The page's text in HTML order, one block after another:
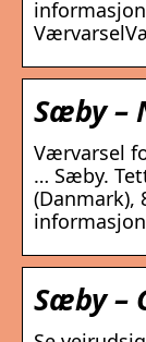
Sæby –
Værvarsel
… Sæby.
(Danmark),
Sæby –